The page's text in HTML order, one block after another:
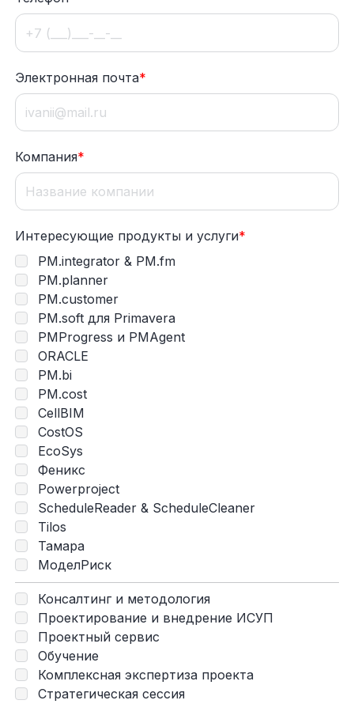
Электронная почта*
Компания*
Интересующие продукты и услуги*
PM.integrator & PM.fm
PM.planner
PM.customer
PM.soft для Primavera
PMProgress и PMAgent
ORACLE
PM.bi
PM.cost
CellBIM
CostOS
EcoSys
Феникс
Powerproject
ScheduleReader & ScheduleCleaner
Tilos
Тамара
МоделРиск
Консалтинг и методология
Проектирование и внедрение ИСУП
Проектный сервис
Обучение
Комплексная экспертиза проекта
Стратегическая сессия